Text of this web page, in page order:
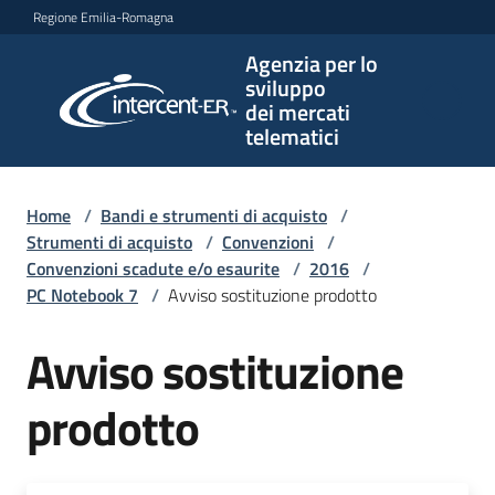
Vai al contenuto
Vai alla navigazione
Vai al footer
Regione Emilia-Romagna
Agenzia per lo
sviluppo
dei mercati
telematici
per lo
sviluppo
telematici
e
strumenti
Home / Bandi e strumenti di acquisto /
Strumenti di acquisto / Convenzioni /
Convenzioni scadute e/o esaurite / 2016 /
PC Notebook 7 / Avviso sostituzione prodotto
Avviso sostituzione
prodotto